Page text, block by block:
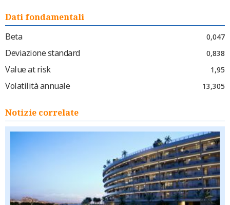
Dati fondamentali
Beta
0,047
Deviazione standard 0,838
Value at risk 1,95
Volatilità annuale 13,305
Notizie correlate